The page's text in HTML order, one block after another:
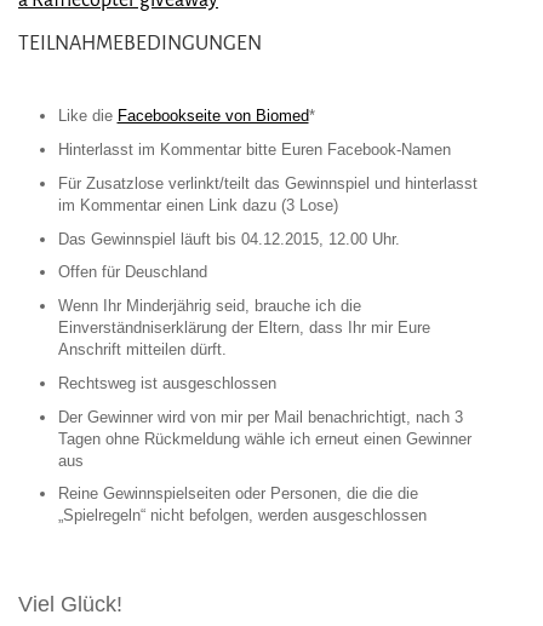
TEILNAHMEBEDINGUNGEN
Like die Facebookseite von Biomed*
Hinterlasst im Kommentar bitte Euren Facebook-Namen
Für Zusatzlose verlinkt/teilt das Gewinnspiel und hinterlasst
im Kommentar einen Link dazu (3 Lose)
Das Gewinnspiel läuft bis 04.12.2015, 12.00 Uhr.
Offen für Deuschland
Wenn Ihr Minderjährig seid, brauche ich die
Einverständniserklärung der Eltern, dass Ihr mir Eure
Anschrift mitteilen dürft.
Rechtsweg ist ausgeschlossen
Der Gewinner wird von mir per Mail benachrichtigt, nach 3
Tagen ohne Rückmeldung wähle ich erneut einen Gewinner
aus
Reine Gewinnspielseiten oder Personen, die die die
„Spielregeln“ nicht befolgen, werden ausgeschlossen
Viel Glück!